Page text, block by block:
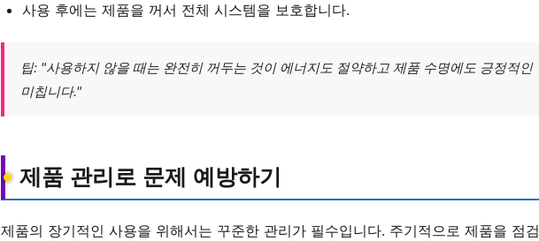
사용 후에는 제품을 꺼서 전체 시스템을 보호합니다.
팁: "사용하지 않을 때는 완전히 꺼두는 것이 에너지도 절약하고 제품 수명에도 긍정적인
미칩니다."
제품 관리로 문제 예방하기
제품의 장기적인 사용을 위해서는 꾸준한 관리가 필수입니다. 주기적으로 제품을 점